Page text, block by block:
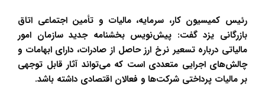
رئیس کمیسیون کار، سرمایه، مالیات و تأمین اجتماعی اتاق
بازرگانی یزد گفت: پیش‌نویس بخشنامه جدید سازمان امور
مالیاتی درباره تسعیر نرخ ارز حاصل از صادرات، دارای ابهامات و
چالش‌های اجرایی متعددی است که می‌تواند آثار قابل توجهی
بر مالیات پرداختی شرکت‌ها و فعالان اقتصادی داشته باشد.